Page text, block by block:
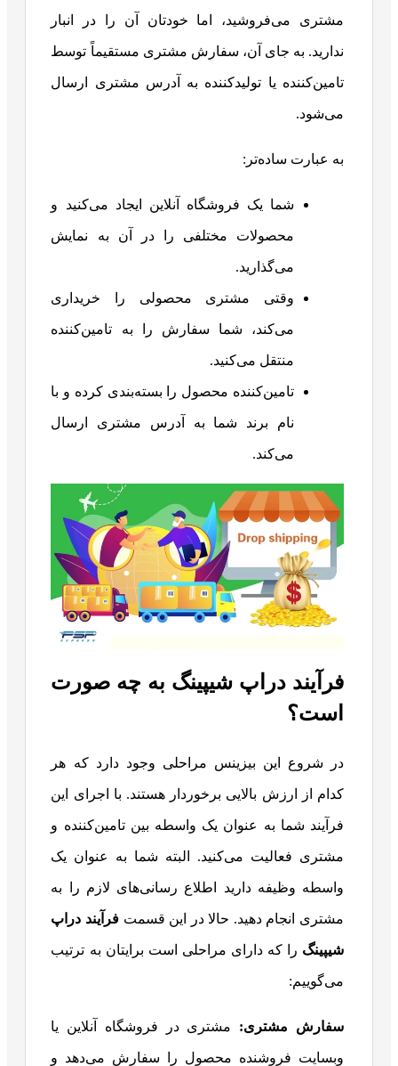
مشتری می‌فروشید، اما خودتان آن را در انبار
ندارید. به جای آن، سفارش مشتری مستقیماً توسط
تامین‌کننده یا تولیدکننده به آدرس مشتری ارسال
می‌شود.
به عبارت ساده‌تر:
شما یک فروشگاه آنلاین ایجاد می‌کنید و
محصولات مختلفی را در آن به نمایش
می‌گذارید.
وقتی مشتری محصولی را خریداری
می‌کند، شما سفارش را به تامین‌کننده
منتقل می‌کنید.
تامین‌کننده محصول را بسته‌بندی کرده و با
نام برند شما به آدرس مشتری ارسال
می‌کند.
فرآیند دراپ شیپینگ به چه صورت
است؟
در شروع این بیزینس مراحلی وجود دارد که هر
کدام از ارزش بالایی برخوردار هستند. با اجرای این
فرآیند شما به عنوان یک واسطه بین تامین‌کننده و
مشتری فعالیت می‌کنید. البته شما به عنوان یک
واسطه وظیفه دارید اطلاع رسانی‌های لازم را به
مشتری انجام دهید. حالا در این قسمت فرآیند دراپ
شیپینگ را که دارای مراحلی است برایتان به ترتیب
می‌گوییم:
سفارش مشتری: مشتری در فروشگاه آنلاین یا
وبسایت فروشنده محصول را سفارش می‌دهد و